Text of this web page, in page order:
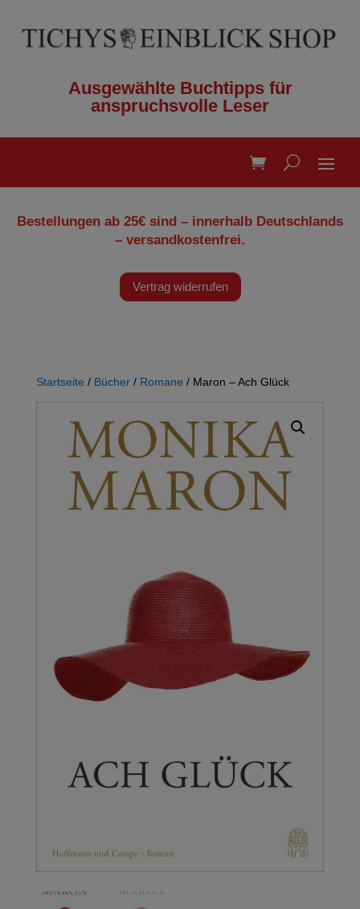
Ausgewählte Buchtipps für
anspruchsvolle Leser
Bestellungen ab 25€ sind – innerhalb Deutschlands
– versandkostenfrei.
Vertrag widerrufen
Startseite / Bücher/ Romane / Maron – Ach Glück